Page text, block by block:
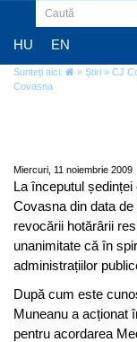
HU EN
Sunteți aici: » Știri » CJ
Covasna
Miercuri, 11 noiembrie 2009
La începutul
Covasna din data
revocării hotărârii
unanimitate că în
administrațiilor
După cum este
Muneanu a acționat
pentru acordarea